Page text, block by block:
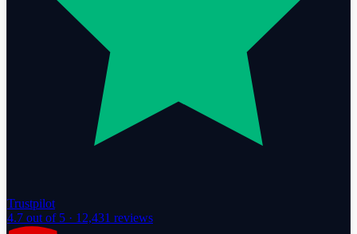
Trustpilot
4.7 out of 5 · 12,431 reviews